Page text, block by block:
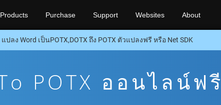
Products Purchase Support Websites About
แปลง Word เป็นPOTX,DOTX ถึง POTX ตัวแปลงฟรี หรือ Net SDK
POTX ออนไลน์ฟรี